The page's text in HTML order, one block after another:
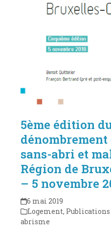
5ème édition
dénombrement
sans-abri et
Région de
– 5 novembre
6 mai 2019
Logement,
abrisme